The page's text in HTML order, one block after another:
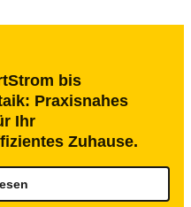
bis
Praxisnahes
Ihr
Zuhause.